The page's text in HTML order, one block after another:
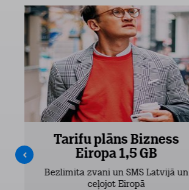
Tarifu plāns Bizness
Eiropa 1,5 GB
Bezlimita zvani un SMS Latvijā un
ceļojot Eiropā